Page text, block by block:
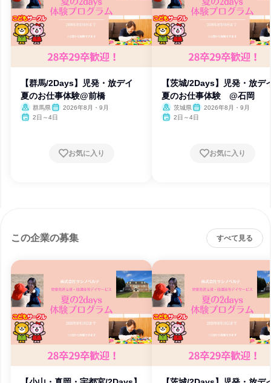
【群馬/2Days】児発・放デイ
夏のお仕事体験@前橋
群馬県
2026年8月・9月
2日～4日
お気に入り
【茨城/2Days】児発・放
夏のお仕事体験 @石岡
茨城県
2026年8月・9月
2日～4日
お気に入り
この企業の募集 すべて見る